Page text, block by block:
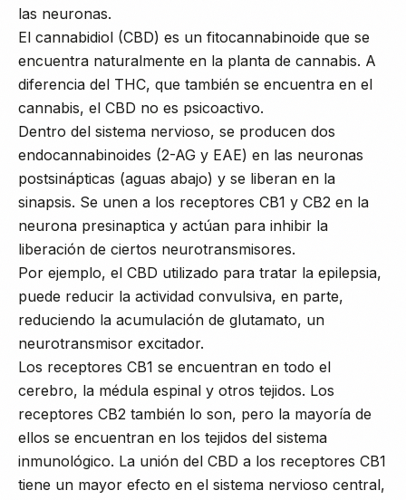
las neuronas.
El cannabidiol (CBD) es un fitocannabinoide que se
encuentra naturalmente en la planta de cannabis. A
diferencia del THC, que también se encuentra en el
cannabis, el CBD no es psicoactivo.
Dentro del sistema nervioso, se producen dos
endocannabinoides (2-AG y EAE) en las neuronas
postsinápticas (aguas abajo) y se liberan en la
sinapsis. Se unen a los receptores CB1 y CB2 en la
neurona presinaptica y actúan para inhibir la
liberación de ciertos neurotransmisores.
Por ejemplo, el CBD utilizado para tratar la epilepsia,
puede reducir la actividad convulsiva, en parte,
reduciendo la acumulación de glutamato, un
neurotransmisor excitador.
Los receptores CB1 se encuentran en todo el
cerebro, la médula espinal y otros tejidos. Los
receptores CB2 también lo son, pero la mayoría de
ellos se encuentran en los tejidos del sistema
inmunológico. La unión del CBD a los receptores CB1
tiene un mayor efecto en el sistema nervioso central,